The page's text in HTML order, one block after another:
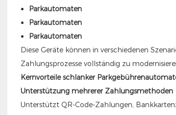
Parkautomaten
Parkautomaten
Parkautomaten
Diese Geräte können in verschiedenen
Zahlungsprozesse vollständig zu
Kernvorteile schlanker
Unterstützung mehrerer Zahlungsmethoden
Unterstützt QR-Code-Zahlungen,